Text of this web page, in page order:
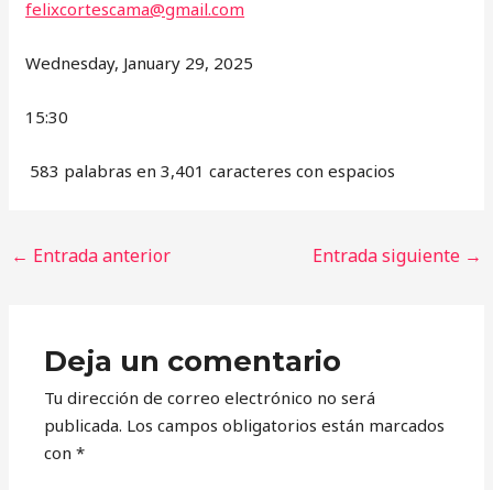
felixcortescama@gmail.com
Wednesday, January 29, 2025
15:30
583 palabras en 3,401 caracteres con espacios
← Entrada anterior Entrada siguiente →
Deja un comentario
Tu dirección de correo electrónico no será
publicada. Los campos obligatorios están marcados
con*